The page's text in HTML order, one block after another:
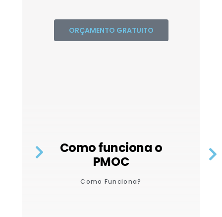
ORÇAMENTO GRATUITO
Como funciona o
PMOC
Como Funciona?